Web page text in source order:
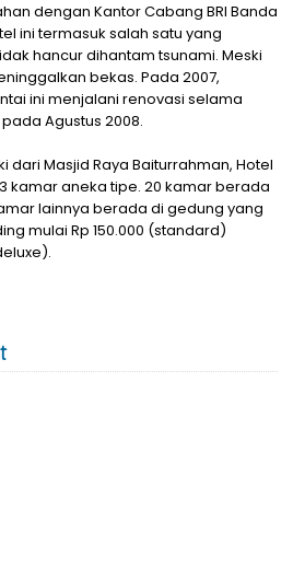
dengan Kantor Cabang BRI Banda
ini termasuk salah satu yang
hancur dihantam tsunami. Meski
bekas. Pada 2007,
ini menjalani renovasi selama
Agustus 2008.
dari Masjid Raya Baiturrahman, Hotel
kamar aneka tipe. 20 kamar berada
lainnya berada di gedung yang
mulai Rp 150.000 (standard)